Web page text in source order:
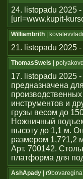
24. listopadu 2025 -
[url=www.kupit-
Williambrith |
21. listopadu 2025 -
ThomasSwels |
17. listopadu 2025
предназначена
инструментов и
грузы весом до
Ножничный
высоту до 1,1 м.
размером 1,7?1,2
Арт. 700142.
платформа для
AshApady |